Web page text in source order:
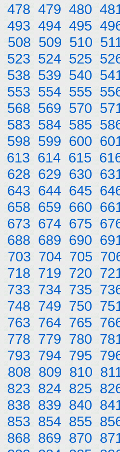
478 479 480
493 494 495
508 509 510
523 524 525
538 539 540
553 554 555
568 569 570
583 584 585
598 599 600
613 614 615
628 629 630
643 644 645
658 659 660
673 674 675
688 689 690
703 704 705
718 719 720
733 734 735
748 749 750
763 764 765
778 779 780
793 794 795
808 809 810
823 824 825
838 839 840
853 854 855
868 869 870